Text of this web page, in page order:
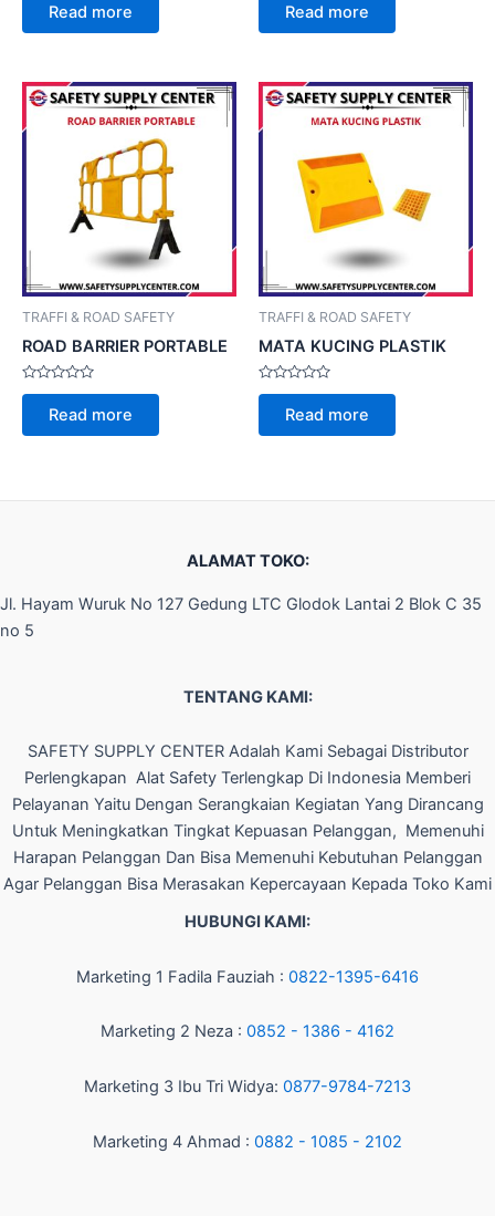
of
Read more
of
Read more
TRAFFI & ROAD SAFETY
ROAD BARRIER PORTABLE
Rated
of
Read more
TRAFFI & ROAD SAFETY
MATA KUCING PLASTIK
Rated
of
Read more
ALAMAT TOKO:
Jl. Hayam Wuruk No 127 Gedung LTC Glodok Lantai 2 Blok C 35
no 5
TENTANG KAMI:
SAFETY SUPPLY CENTER Adalah Kami Sebagai Distributor
Perlengkapan Alat Safety Terlengkap Di Indonesia Memberi
Pelayanan Yaitu Dengan Serangkaian Kegiatan Yang Dirancang
Untuk Meningkatkan Tingkat Kepuasan Pelanggan, Memenuhi
Harapan Pelanggan Dan Bisa Memenuhi Kebutuhan Pelanggan
Agar Pelanggan Bisa Merasakan Kepercayaan Kepada Toko Kami
HUBUNGI KAMI:
Marketing 1 Fadila Fauziah : 0822-1395-6416
Marketing 2 Neza : 0852 - 1386 - 4162
Marketing 3 Ibu Tri Widya: 0877-9784-7213
Marketing 4 Ahmad : 0882 - 1085 - 2102